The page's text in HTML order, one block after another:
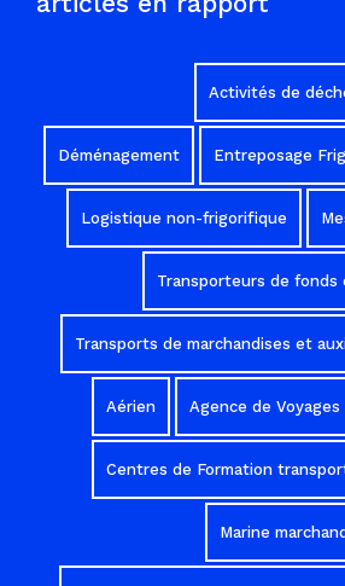
Activités de
Déménagement Entreposage
Logistique non-frigorifique
Transporteurs de fonds
Transports de marchandises et
Aérien Agence de Voyages
Centres de Formation
Marine